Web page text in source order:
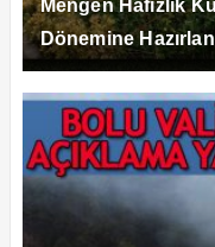
Mengen Hafızlık
Dönemine